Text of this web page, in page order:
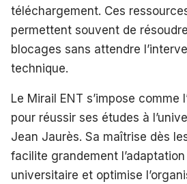
téléchargement. Ces
permettent souvent de
blocages sans attendre
technique.
Le Mirail ENT s’impose comme
pour réussir ses études à
Jean Jaurès. Sa maîtrise dès
facilite grandement
universitaire et optimise